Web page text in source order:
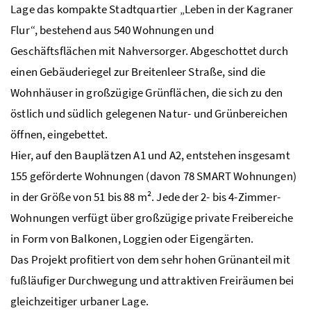
Lage das kompakte Stadtquartier „Leben in der Kagraner
Flur“, bestehend aus 540 Wohnungen und
Geschäftsflächen mit Nahversorger. Abgeschottet durch
einen Gebäuderiegel zur Breitenleer Straße, sind die
Wohnhäuser in großzügige Grünflächen, die sich zu den
östlich und südlich gelegenen Natur- und Grünbereichen
öffnen, eingebettet.
Hier, auf den Bauplätzen A1 und A2, entstehen insgesamt
155 geförderte Wohnungen (davon 78 SMART Wohnungen)
in der Größe von 51 bis 88 m². Jede der 2- bis 4-Zimmer-
Wohnungen verfügt über großzügige private Freibereiche
in Form von Balkonen, Loggien oder Eigengärten.
Das Projekt profitiert von dem sehr hohen Grünanteil mit
fußläufiger Durchwegung und attraktiven Freiräumen bei
gleichzeitiger urbaner Lage.